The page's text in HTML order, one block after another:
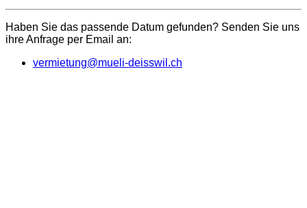
Haben Sie das passende Datum gefunden? Senden Sie uns
ihre Anfrage per Email an:
vermietung@mueli-deisswil.ch